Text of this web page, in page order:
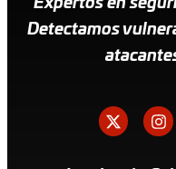
Expertos en
Detectamos